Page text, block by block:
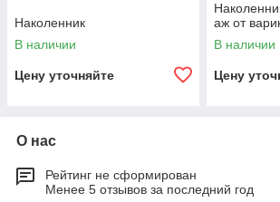
Наколенник
В наличии
Цену уточняйте
аж от
В наличии
Цену
О нас
Рейтинг не сформирован
Менее 5 отзывов за последний год